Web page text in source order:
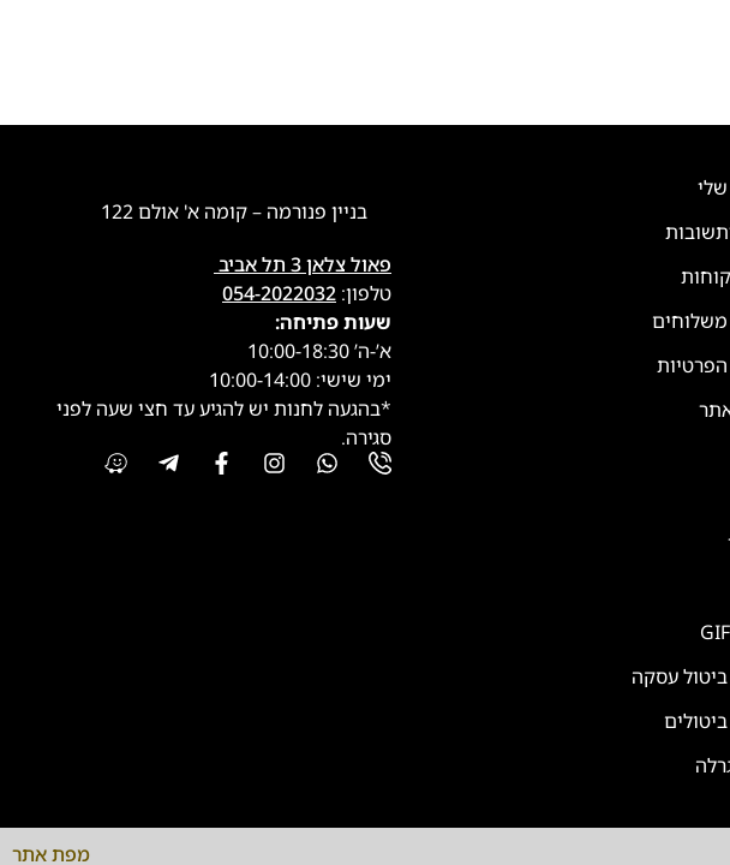
משלוחים
הפרטיות
ביטול עסקה
בניין פנורמה – קומה א' אולם 122
פאול צלאן 3 תל אביב
טלפון: 054-2022032
שעות פתיחה:
א’-ה’ 10:00-18:30
ימי שישי: 10:00-14:00
*בהגעה לחנות יש להגיע עד חצי שעה לפני
סגירה.
מפת אתר